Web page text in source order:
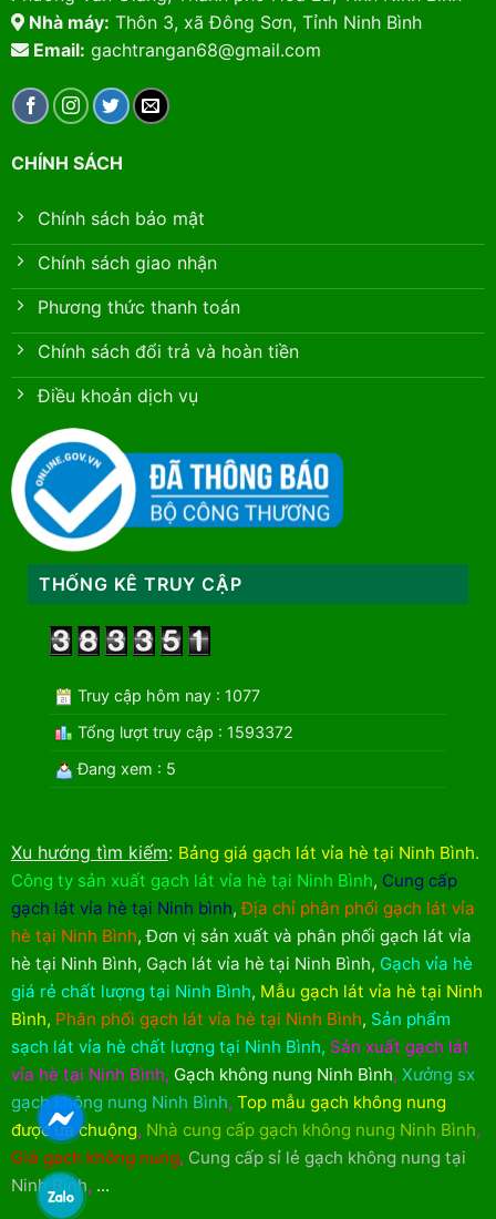
Nhà máy: Thôn 3, xã Đông Sơn, Tỉnh Ninh Bình
Email: gachtrangan68@gmail.com
CHÍNH SÁCH
Chính sách bảo mật
Chính sách giao nhận
Phương thức thanh toán
Chính sách đổi trả và hoàn tiền
Điều khoản dịch vụ
THỐNG KÊ TRUY CẬP
Truy cập hôm nay : 1077
Tổng lượt truy cập : 1593372
Đang xem : 5
Xu hướng tìm kiếm: Bảng giá gạch lát vỉa hè tại Ninh Bình.
Công ty sản xuất gạch lát vỉa hè tại Ninh Bình, Cung cấp
gạch lát vỉa hè tại Ninh bình,Địa chỉ phân phối gạch lát vỉa
hè tại Ninh Bình,Đơn vị sản xuất và phân phối gạch lát vỉa
hè tại Ninh Bình, Gạch lát vỉa hè tại Ninh Bình, Gạch vỉa hè
giá rẻ chất lượng tại Ninh Bình, Mẫu gạch lát vỉa hè tại Ninh
Bình, Phân phối gạch lát vỉa hè tại Ninh Bình, Sản phẩm
sạch lát vỉa hè chất lượng tại Ninh Bình, Sản xuất gạch lát
vỉa hè tại Ninh Bình, Gạch không nung Ninh Bình, Xưởng sx
gạch không nung Ninh Bình, Top mẫu gạch không nung
được ưa chuộng, Nhà cung cấp gạch không nung Ninh Bình,
Giá gạch không nung, Cung cấp sỉ lẻ gạch không nung tại
Ninh Bình, ...